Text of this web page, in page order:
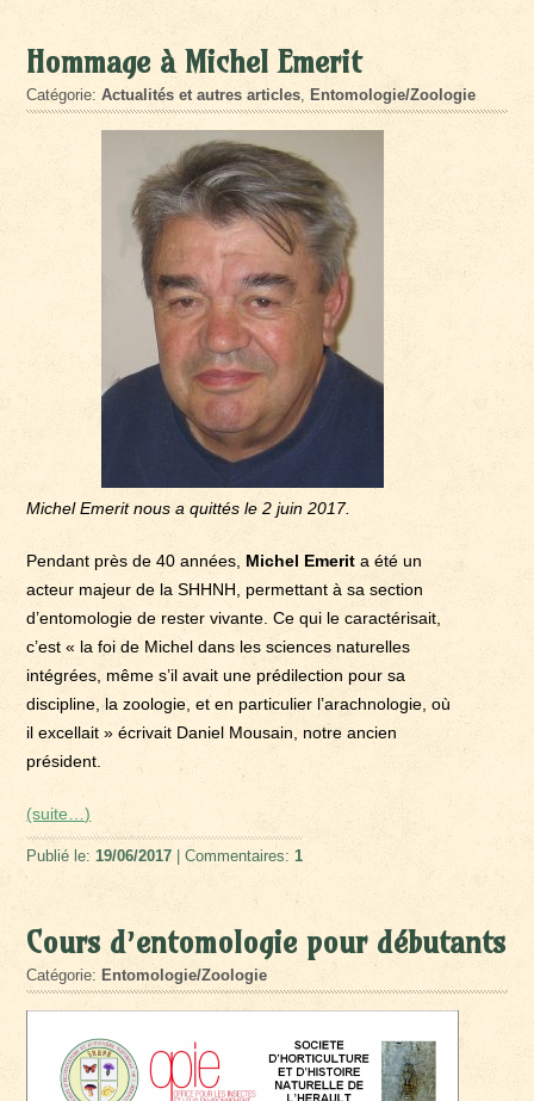
Hommage à Michel Emerit
Catégorie:Actualités et autres articles, Entomologie/Zoologie
Michel Emerit nous a quittés le 2 juin 2017.
Pendant près de 40 années, Michel Emerit a été un
acteur majeur de la SHHNH, permettant à sa section
d’entomologie de rester vivante. Ce qui le caractérisait,
c’est « la foi de Michel dans les sciences naturelles
intégrées, même s’il avait une prédilection pour sa
discipline, la zoologie, et en particulier l’arachnologie, où
il excellait » écrivait Daniel Mousain, notre ancien
président.
(suite…)
Publié le:19/06/2017 | Commentaires:1
Cours d’entomologie pour débutants
Catégorie: Entomologie/Zoologie